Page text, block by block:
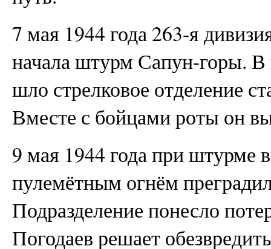
7 мая 1944 года 263-я
начала штурм Сапун-горы.
шло стрелковое отделение
Вместе с бойцами роты он
9 мая 1944 года при штурме
пулемётным огнём
Подразделение понесло
Погодаев решает